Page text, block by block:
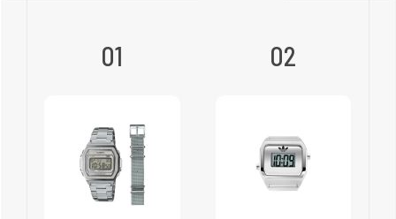
01 02